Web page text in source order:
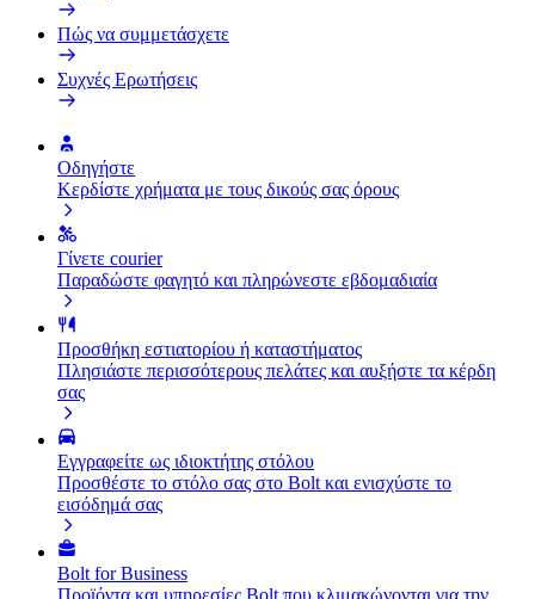
Πώς να συμμετάσχετε
Συχνές Ερωτήσεις
Οδηγήστε
Κερδίστε χρήματα με τους δικούς σας όρους
Γίνετε courier
Παραδώστε φαγητό και πληρώνεστε εβδομαδιαία
Προσθήκη εστιατορίου ή καταστήματος
Πλησιάστε περισσότερους πελάτες και αυξήστε τα κέρδη
σας
Εγγραφείτε ως ιδιοκτήτης στόλου
Προσθέστε το στόλο σας στο Bolt και ενισχύστε το
εισόδημά σας
Bolt for Business
Προϊόντα και υπηρεσίες Bolt που κλιμακώνονται για την